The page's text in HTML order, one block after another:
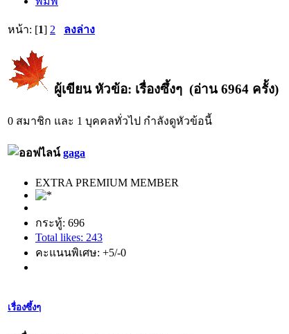
หน้า: [1] 2 ลงล่าง
ผู้เขียน หัวข้อ: เรื่องซึ้งๆ (อ่าน 6964 ครั้ง)
0 สมาชิก และ 1 บุคคลทั่วไป กำลังดูหัวข้อนี้
gaga
EXTRA PREMIUM MEMBER
กระทู้: 696
Total likes: 243
คะแนนพิเศษ: +5/-0
เรื่องซึ้งๆ